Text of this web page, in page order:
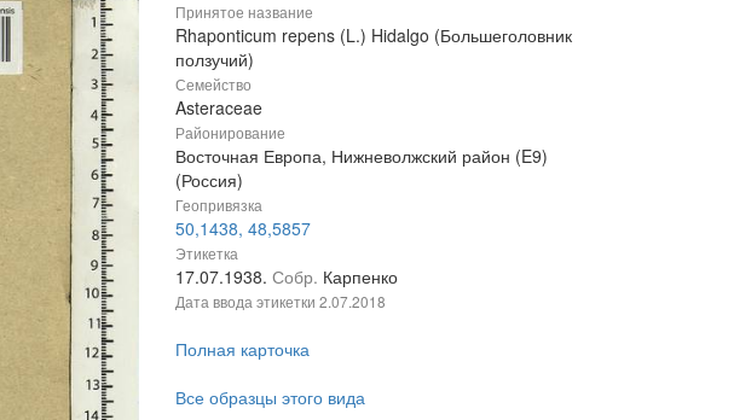
Принятое название
Rhaponticum repens (L.) Hidalgo (Большеголовник
ползучий)
Семейство
Asteraceae
Районирование
Восточная Европа, Нижневолжский район (E9)
(Россия)
Геопривязка
50,1438, 48,5857
Этикетка
17.07.1938. Собр. Карпенко
Дата ввода этикетки 2.07.2018
Полная карточка
Все образцы этого вида